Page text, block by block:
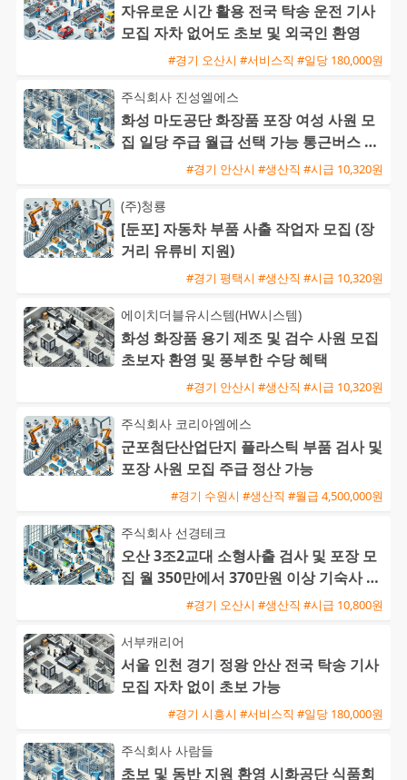
자유로운 시간 활용 전국 탁송 운전 기사
모집 자차 없어도 초보 및 외국인 환영
#경기 오산시 #서비스직 #일당 180,000원
주식회사 진성엘에스
화성 마도공단 화장품 포장 여성 사원 모
집 일당 주급 월급 선택 가능 통근버스 운
#경기 안산시 #생산직 #시급 10,320원
(주)청룡
[둔포] 자동차 부품 사출 작업자 모집 (장
거리 유류비 지원)
#경기 평택시 #생산직 #시급 10,320원
에이치더블유시스템(HW시스템)
화성 화장품 용기 제조 및 검수 사원 모집
초보자 환영 및 풍부한 수당 혜택
#경기 안산시 #생산직 #시급 10,320원
주식회사 코리아엠에스
군포첨단산업단지 플라스틱 부품 검사 및
포장 사원 모집 주급 정산 가능
#경기 수원시 #생산직 #월급 4,500,000원
주식회사 선경테크
오산 3조2교대 소형사출 검사 및 포장 모
집 월 350만에서 370만원 이상 기숙사 지
원 및 통근버스 운행
#경기 오산시 #생산직 #시급 10,800원
서부캐리어
서울 인천 경기 정왕 안산 전국 탁송 기사
모집 자차 없이 초보 가능
#경기 시흥시 #서비스직 #일당 180,000원
주식회사 사람들
초보 및 동반 지원 환영 시화공단 식품회